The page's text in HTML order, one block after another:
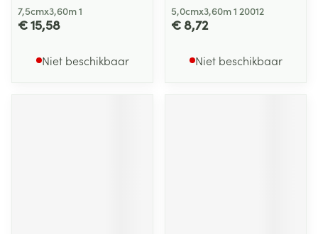
7,5cmx3,60m 1
€ 15,58
Niet beschikbaar
5,0cmx3,60m 1 20012
€ 8,72
Niet beschikbaar